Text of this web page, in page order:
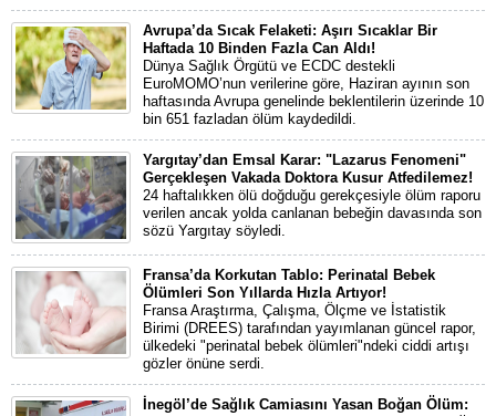
Avrupa’da Sıcak Felaketi: Aşırı Sıcaklar Bir
Haftada 10 Binden Fazla Can Aldı!
Dünya Sağlık Örgütü ve ECDC destekli
EuroMOMO’nun verilerine göre, Haziran ayının son
haftasında Avrupa genelinde beklentilerin üzerinde 10
bin 651 fazladan ölüm kaydedildi.
Yargıtay’dan Emsal Karar: "Lazarus Fenomeni"
Gerçekleşen Vakada Doktora Kusur Atfedilemez!
24 haftalıkken ölü doğduğu gerekçesiyle ölüm raporu
verilen ancak yolda canlanan bebeğin davasında son
sözü Yargıtay söyledi.
Fransa’da Korkutan Tablo: Perinatal Bebek
Ölümleri Son Yıllarda Hızla Artıyor!
Fransa Araştırma, Çalışma, Ölçme ve İstatistik
Birimi (DREES) tarafından yayımlanan güncel rapor,
ülkedeki "perinatal bebek ölümleri"ndeki ciddi artışı
gözler önüne serdi.
İnegöl’de Sağlık Camiasını Yasan Boğan Ölüm: